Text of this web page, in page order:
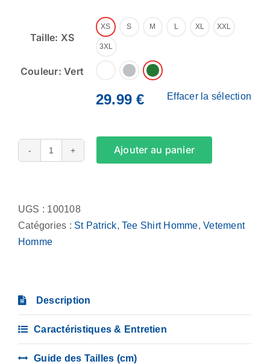
Taille: XS
XS S M L XL XXL
3XL
Couleur: Vert
29.99€ Effacer la sélection
quantité
Shirt
Homme
-
Irish
better)
Ajouter au panier
UGS : 100108
Catégories : St Patrick,Tee Shirt Homme,Vetement
Homme
Description
Caractéristiques & Entretien
Guide des Tailles (cm)